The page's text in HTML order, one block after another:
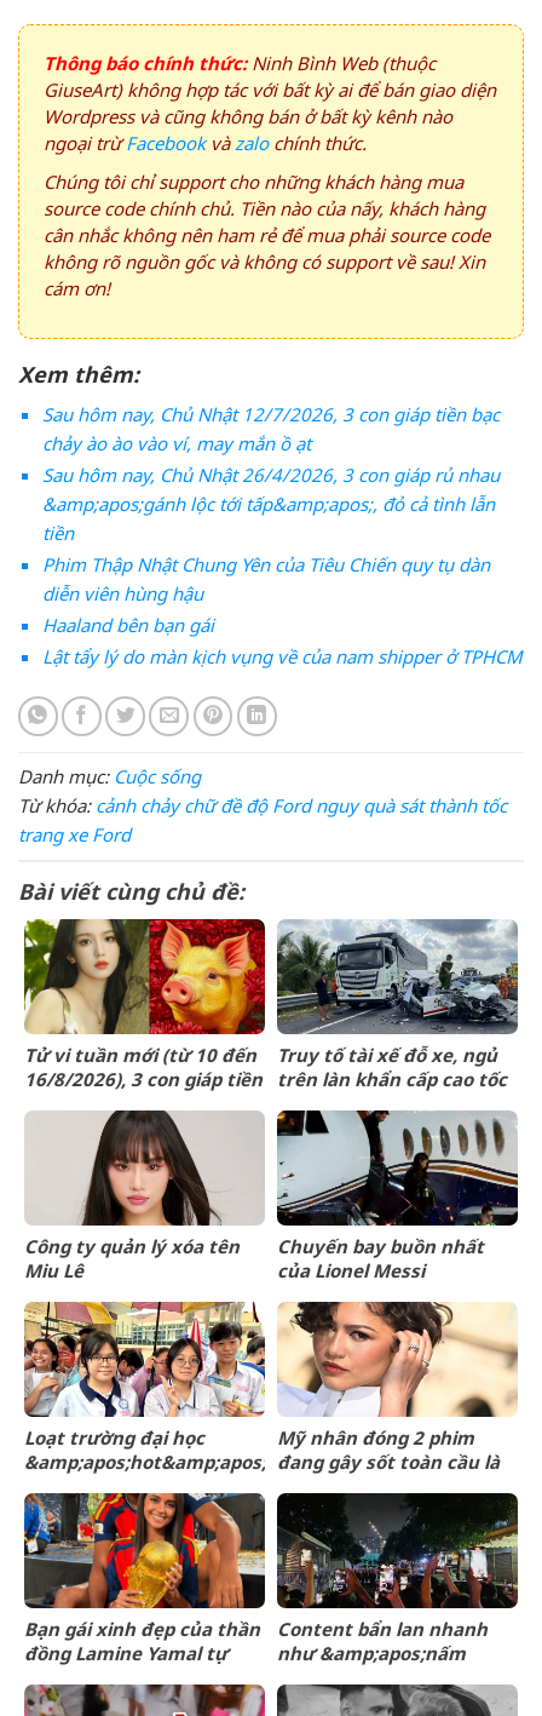
Thông báo chính thức:Ninh Bình Web (thuộc
GiuseArt) không hợp tác với bất kỳ ai để bán giao diện
Wordpress và cũng không bán ở bất kỳ kênh nào
ngoại trừFacebookvà zalochính thức.
Chúng tôi chỉ support cho những khách hàng mua
source code chính chủ. Tiền nào của nấy, khách hàng
cân nhắc không nên ham rẻ để mua phải source code
không rõ nguồn gốc và không có support về sau! Xin
cám ơn!
Xem thêm:
Sau hôm nay, Chủ Nhật 12/7/2026, 3 con giáp tiền bạc
chảy ào ào vào ví, may mắn ồ ạt
Sau hôm nay, Chủ Nhật 26/4/2026, 3 con giáp rủ nhau
&amp;apos;gánh lộc tới tấp&amp;apos;, đỏ cả tình lẫn
tiền
Phim Thập Nhật Chung Yên của Tiêu Chiến quy tụ dàn
diễn viên hùng hậu
Haaland bên bạn gái
Lật tẩy lý do màn kịch vụng về của nam shipper ở TPHCM
Danh mục: Cuộc sống
Từ khóa: cảnh chảy chữ đề độ Ford nguy quà sát thành tốc
trang xe Ford
Bài viết cùng chủ đề:
Tử vi tuần mới (từ 10 đến
16/8/2026), 3 con giáp tiền
Truy tố tài xế đỗ xe, ngủ
trên làn khẩn cấp cao tốc
Công ty quản lý xóa tên
Miu Lê
Chuyến bay buồn nhất
của Lionel Messi
Loạt trường đại học
&amp;apos;hot&amp;apos;
nay, thí sinh hồi hộp chờ
kết quả
Mỹ nhân đóng 2 phim
đang gây sốt toàn cầu là
&amp;apos;Người
Nhện&amp;apos;
Bạn gái xinh đẹp của thần
đồng Lamine Yamal tự
khoẻ đáng lo
Content bẩn lan nhanh
như &amp;apos;nấm
nhiệm của người dùng